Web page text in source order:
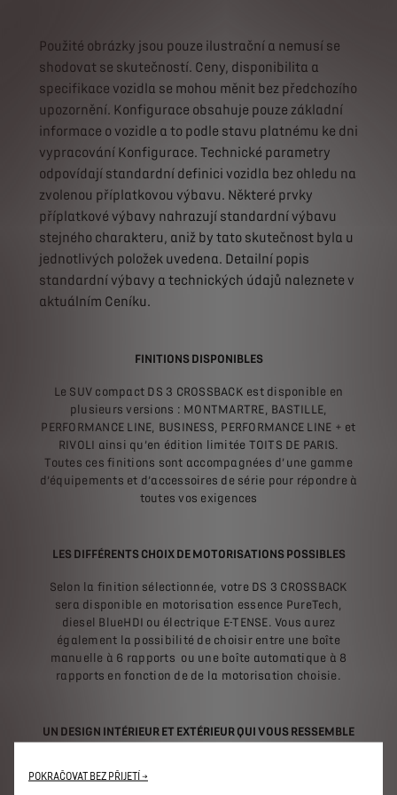
Použité obrázky jsou pouze ilustrační a nemusí se
shodovat se skutečností. Ceny, disponibilita a
specifikace vozidla se mohou měnit bez předchozího
upozornění. Konfigurace obsahuje pouze základní
informace o vozidle a to podle stavu platnému ke dni
vypracování Konfigurace. Technické parametry
odpovídají standardní definici vozidla bez ohledu na
zvolenou příplatkovou výbavu. Některé prvky
příplatkové výbavy nahrazují standardnívýbavu
stejného charakteru, aniž by tato skutečnost byla u
jednotlivých položek uvedena. Detailní popis
standardnívýbavy a technických údajů naleznete v
aktuálním Ceníku.
FINITIONS DISPONIBLES
Le SUV compact DS 3 CROSSBACK est disponible en
plusieurs versions : MONTMARTRE, BASTILLE,
PERFORMANCE LINE, BUSINESS, PERFORMANCE LINE + et
RIVOLI ainsi qu’en édition limitée TOITS DE PARIS.
Toutes ces finitions sont accompagnées d’une gamme
d’équipements et d’accessoires de série pour répondre à
toutes vos exigences
LES DIFFÉRENTS CHOIX DE MOTORISATIONS POSSIBLES
Selon la finition sélectionnée, votre DS 3 CROSSBACK
sera disponible en motorisation essence PureTech,
diesel BlueHDI ou électrique E-TENSE. Vous aurez
également la possibilité de choisir entre une boîte
manuelle à 6 rapports ou une boîte automatique à 8
rapports en fonction de de la motorisation choisie.
UN DESIGN INTÉRIEUR ET EXTÉRIEUR QUI VOUS RESSEMBLE
grâce à de nombreuses possibilités : choix de
POKRAČOVAT BEZ PŘIJETÍ →